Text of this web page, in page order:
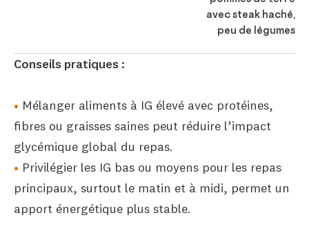
avec steak haché,
peu de légumes
Conseils pratiques :
Mélanger aliments à IG élevé avec protéines,
fibres ou graisses saines peut réduire l’impact
glycémique global du repas.
Privilégier les IG bas ou moyens pour les repas
principaux, surtout le matin et à midi, permet un
apport énergétique plus stable.